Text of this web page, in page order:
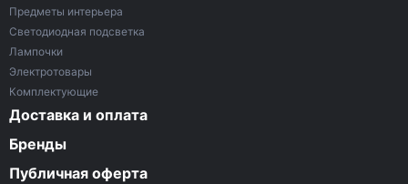
Предметы интерьера
Светодиодная подсветка
Лампочки
Электротовары
Комплектующие
Доставка и оплата
Бренды
Публичная оферта